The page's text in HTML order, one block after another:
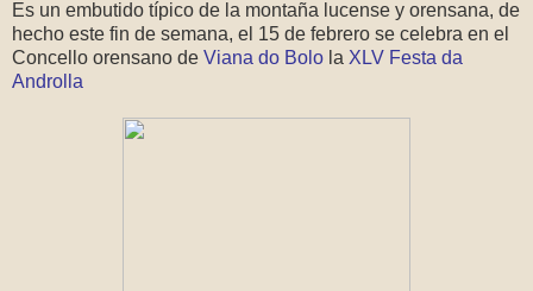
Es un embutido típico de la montaña lucense y orensana, de
hecho este fin de semana, el 15 de febrero se celebra en el
Concello orensano de Viana do Bolo la XLV Festa da
Androlla